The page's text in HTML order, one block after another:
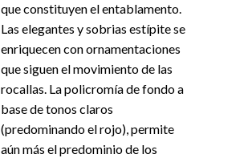
que constituyen el entablamento.
Las elegantes y sobrias estípite se
enriquecen con ornamentaciones
que siguen el movimiento de las
rocallas. La policromía de fondo a
base de tonos claros
(predominando el rojo), permite
aún más el predominio de los